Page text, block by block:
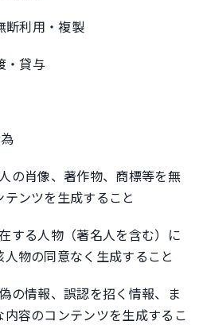
断利用・複製
・貸与
の肖像、著作物、商標等を無
ンツを生成すること
する人物（著名人を含む）に
物の同意なく生成すること
の情報、誤認を招く情報、ま
容のコンテンツを生成するこ